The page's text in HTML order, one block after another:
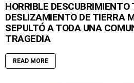
HORRIBLE DESCUBRIMIENTO
DESLIZAMIENTO DE TIERRA
SEPULTÓ A TODA UNA
TRAGEDIA
READ MORE